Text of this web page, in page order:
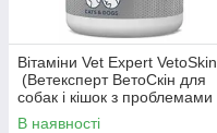
Вітаміни Vet Expert VetoSkin
(Ветексперт ВетоСкін для
собак і кішок з проблемами
шкіри) 90 капсул
В наявності